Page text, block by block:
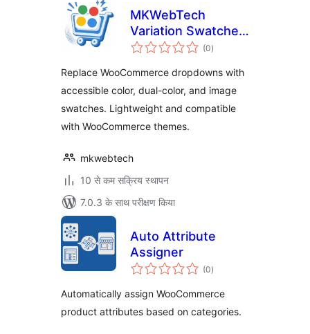
MKWebTech
Variation Swatches
for WooCommerce
(0कुल
दर)
Replace WooCommerce dropdowns with
accessible color, dual-color, and image
swatches. Lightweight and compatible
with WooCommerce themes.
mkwebtech
10 से कम सक्रिय स्थापन
7.0.3 के साथ परीक्षण किया
Auto Attribute
Assigner
(0कुल
दर)
Automatically assign WooCommerce
product attributes based on categories.